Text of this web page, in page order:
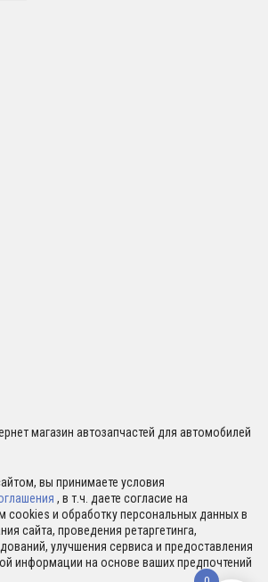
магазин автозапчастей для автомобилей
вы принимаете условия
, в т.ч. даете согласие на
cookies и обработку персональных данных в
сайта, проведения ретаргетинга,
улучшения сервиса и предоставления
информации на основе ваших предпочтений